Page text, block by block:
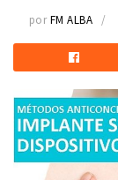
por FM ALBA